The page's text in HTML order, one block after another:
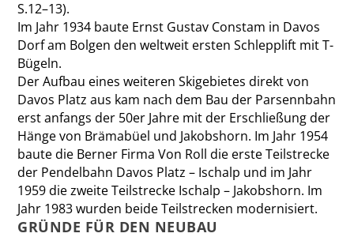
S.12–13).
Im Jahr 1934 baute Ernst Gustav Constam in Davos
Dorf am Bolgen den weltweit ersten Schlepplift mit T-
Bügeln.
Der Aufbau eines weiteren Skigebietes direkt von
Davos Platz aus kam nach dem Bau der Parsennbahn
erst anfangs der 50er Jahre mit der Erschließung der
Hänge von Brämabüel und Jakobshorn. Im Jahr 1954
baute die Berner Firma Von Roll die erste Teilstrecke
der Pendelbahn Davos Platz – Ischalp und im Jahr
1959 die zweite Teilstrecke Ischalp – Jakobshorn. Im
Jahr 1983 wurden beide Teilstrecken modernisiert.
GRÜNDE FÜR DEN NEUBAU